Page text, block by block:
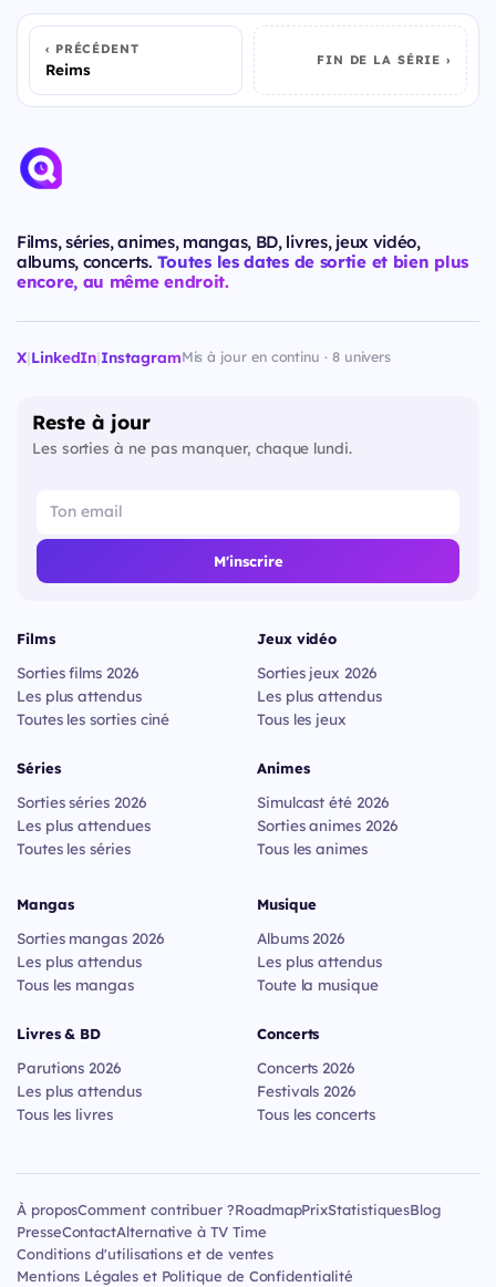
PRÉCÉDENT
Reims FIN DE LA SÉRIE
Films, séries, animes, mangas, BD, livres, jeux vidéo,
albums, concerts. Toutes les dates de sortie et bien plus
encore, au même endroit.
X|LinkedIn|InstagramMis à jour en continu · 8 univers
Reste à jour
Les sorties à ne pas manquer, chaque lundi.
M'inscrire
Films
Sorties films 2026
Les plus attendus
Toutes les sorties ciné
Séries
Sorties séries 2026
Les plus attendues
Toutes les séries
Jeux vidéo
Sorties jeux 2026
Les plus attendus
Tous les jeux
Animes
Simulcast été 2026
Sorties animes 2026
Tous les animes
Mangas
Sorties mangas 2026
Les plus attendus
Tous les mangas
Livres & BD
Parutions 2026
Les plus attendus
Tous les livres
Musique
Albums 2026
Les plus attendus
Toute la musique
Concerts
Concerts 2026
Festivals 2026
Tous les concerts
À proposComment contribuer ?RoadmapPrixStatistiquesBlog
PresseContactAlternative à TV Time
Conditions d'utilisations et de ventes
Mentions Légales et Politique de Confidentialité